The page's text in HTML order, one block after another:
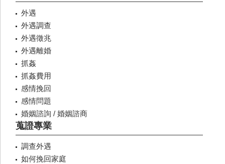
外遇
外遇調查
外遇徵兆
外遇離婚
抓姦
抓姦費用
感情挽回
感情問題
婚姻諮詢 / 婚姻諮商
蒐證專業
調查外遇
如何挽回家庭